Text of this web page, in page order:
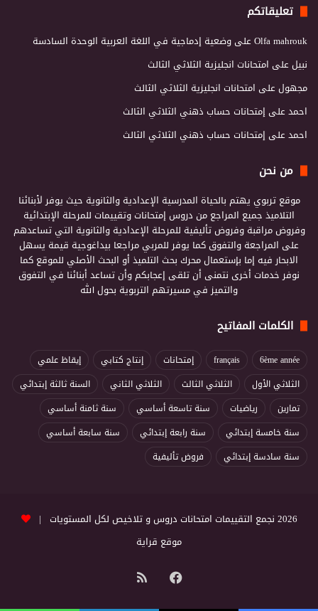
تعليقاتكم
Olfa mahroukعلى وضعية إدماجية في اللغة العربية الوحدة السادسة
نبيلعلى امتحانات انجليزية الثلاثي الثالث
مجهولعلى امتحانات انجليزية الثلاثي الثالث
احمدعلى إمتحانات حساب ذهني الثلاثي الثالث
احمدعلى إمتحانات حساب ذهني الثلاثي الثالث
من نحن
موقع تربوي يهتم بالحياة المدرسية الإعدادية والثانوية حيث يوفر لأبنائنا
التلاميذ جميع المراجع من دروس إمتحانات وتقييمات للمرحلة الإبتدائية
وفروض مراقبة وفروض تأليفية للمرحلة الإعدادية والثانوية التي تساعدهم
على المراجعة والتفوق كما يوفر للمربي مراجعا بيداغوجية قيمة يسهل
الابحار فيه إما بإستعمال محرك بحث التلميذ أو البحث الأصلي للموقع كما
نوفر خدمات أخرى نتمنى أن تلقى إعجابكم وأن تساعد أبنائنا في التفوق
والتميز في مسيرتهم التربوية بحول الله
الكلمات المفاتيح
6ème année
français إمتحانات إنتاج كتابي
إيقاظ علمي
الثلاثي الأول
الثلاثي الثالث الثلاثي الثاني
السنة ثالثة إبتدائي
تمارين
رياضيات سنة تاسعة أساسي
سنة ثامنة أساسي
سنة خامسة إبتدائي
سنة رابعة إبتدائي
سنة سابعة أساسي
سنة سادسة إبتدائي
فروض تأليفية
2026 نجمع التقييمات امتحانات دروس و تلاخيص لكل المستويات |
موقع قراية
فيسبوك